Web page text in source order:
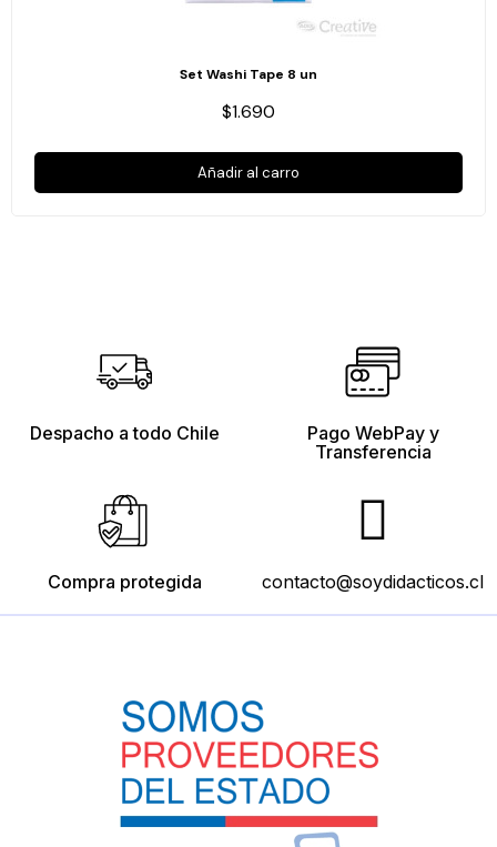
Set Washi Tape 8 un
$1.690
Añadir al carro
Despacho a todo Chile
Pago WebPay y
Transferencia
Compra protegida contacto@soydidacticos.cl